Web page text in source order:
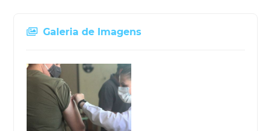
Galeria de Imagens